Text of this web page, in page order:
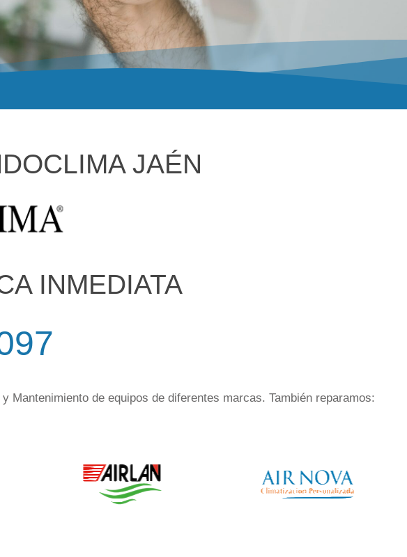
JAÉN
INMEDIATA
de equipos de diferentes marcas. También reparamos: